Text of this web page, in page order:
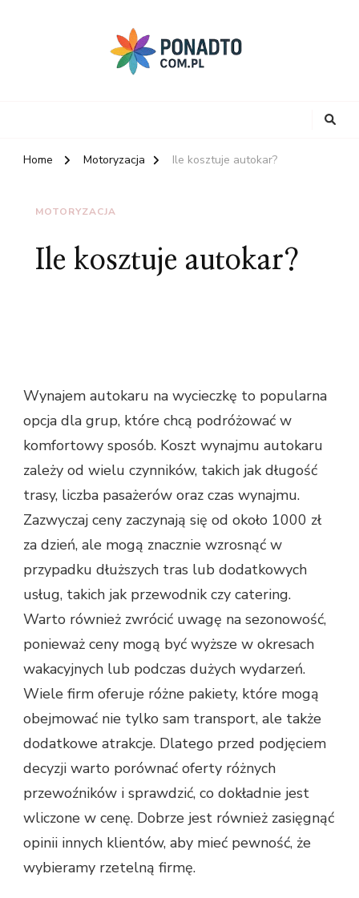
Home Motoryzacja Ile kosztuje autokar?
MOTORYZACJA
Ile kosztuje autokar?
Wynajem autokaru na wycieczkę to popularna
opcja dla grup, które chcą podróżować w
komfortowy sposób. Koszt wynajmu autokaru
zależy od wielu czynników, takich jak długość
trasy, liczba pasażerów oraz czas wynajmu.
Zazwyczaj ceny zaczynają się od około 1000 zł
za dzień, ale mogą znacznie wzrosnąć w
przypadku dłuższych tras lub dodatkowych
usług, takich jak przewodnik czy catering.
Warto również zwrócić uwagę na sezonowość,
ponieważ ceny mogą być wyższe w okresach
wakacyjnych lub podczas dużych wydarzeń.
Wiele firm oferuje różne pakiety, które mogą
obejmować nie tylko sam transport, ale także
dodatkowe atrakcje. Dlatego przed podjęciem
decyzji warto porównać oferty różnych
przewoźników i sprawdzić, co dokładnie jest
wliczone w cenę. Dobrze jest również zasięgnąć
opinii innych klientów, aby mieć pewność, że
wybieramy rzetelną firmę.